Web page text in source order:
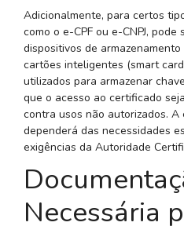
Adicionalmente, para certos
como o e-CPF ou e-CNPJ,
dispositivos de
cartões inteligentes (smart
utilizados para armazenar
que o acesso ao certificado
contra usos não autorizados.
dependerá das necessidades
exigências da Autoridade
Necessária